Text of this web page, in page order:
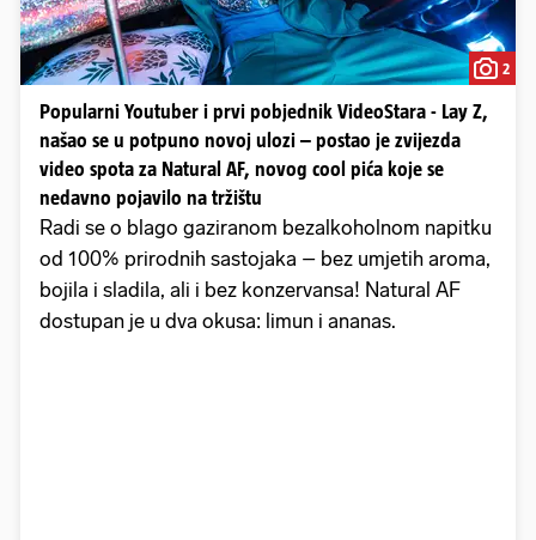
2
Popularni Youtuber i prvi pobjednik VideoStara - Lay Z,
našao se u potpuno novoj ulozi – postao je zvijezda
video spota za Natural AF, novog cool pića koje se
nedavno pojavilo na tržištu
Radi se o blago gaziranom bezalkoholnom napitku
od 100% prirodnih sastojaka – bez umjetih aroma,
bojila i sladila, ali i bez konzervansa! Natural AF
dostupan je u dva okusa: limun i ananas.